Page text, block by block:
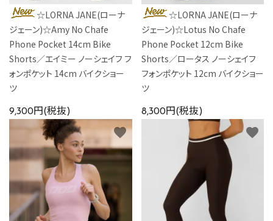
☆LORNA JANE(ローナ
ジェーン)☆Amy No Chafe
Phone Pocket 14cm Bike
Shorts／エイミー ノーシェイフ フ
ォンポケット 14cm バイクショー
ツ
9,300円(税抜)
☆LORNA JANE(ローナ
ジェーン)☆Lotus No Chafe
Phone Pocket 12cm Bike
Shorts／ロータス ノーシェイフ
フォンポケット 12cm バイクショー
ツ
8,300円(税抜)
favorite favorite